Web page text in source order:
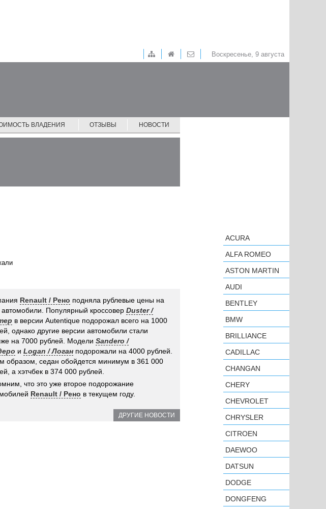
Воскресенье, 9 августа
ВЛАДЕНИЯ ОТЗЫВЫ НОВОСТИ
Renault / Рено подняла рублевые цены на
автомобили. Популярный кроссовер Duster /
в версии Autentique подорожал всего на 1000
однако другие версии автомобили стали
на 7000 рублей. Модели Sandero /
и Logan / Логан подорожали на 4000 рублей.
образом, седан обойдется минимум в 361 000
а хэтчбек в 374 000 рублей.
что это уже второе подорожание
Renault / Рено в текущем году.
ДРУГИЕ НОВОСТИ
ACURA
ALFA ROMEO
ASTON MARTIN
AUDI
BENTLEY
BMW
BRILLIANCE
CADILLAC
CHANGAN
CHERY
CHEVROLET
CHRYSLER
CITROEN
DAEWOO
DATSUN
DODGE
DONGFENG